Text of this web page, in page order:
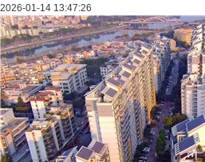
2026-01-14 13:47:26